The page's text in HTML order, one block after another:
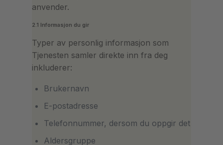
anvender.
2.1 Informasjon du gir
Typer av personlig informasjon som
Tjenesten samler direkte inn fra deg
inkluderer:
Brukernavn
E-postadresse
Telefonnummer, dersom du oppgir det
Aldersgruppe